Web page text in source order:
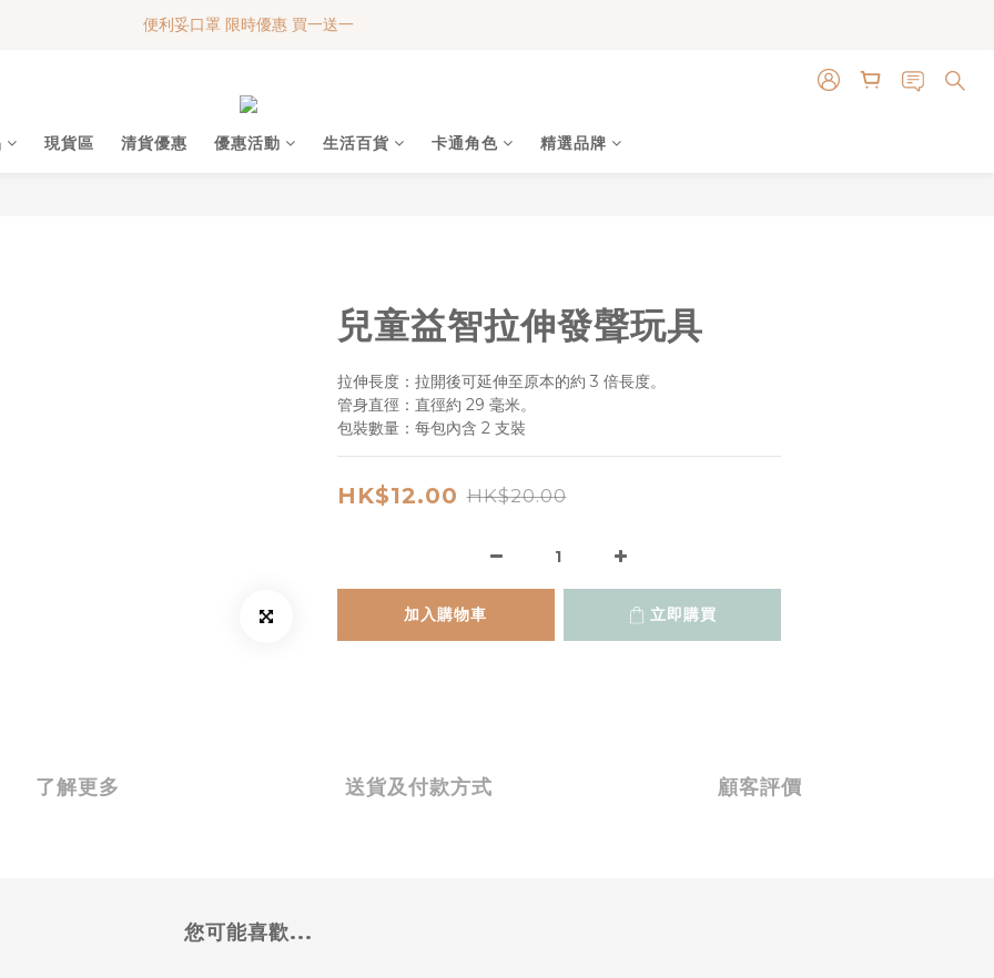
便利妥口罩 限時優惠 買一送一
便利妥口罩 限時優惠 買一送一
現貨區 清貨優惠 優惠活動 生活百貨 卡通角色 精選品牌
兒童益智拉伸發聲玩具
拉伸長度：拉開後可延伸至原本的約 3 倍長度。
管身直徑：直徑約 29 毫米。
包裝數量：每包內含 2 支裝
HK$12.00 HK$20.00
加入購物車 立即購買
了解更多 送貨及付款方式 顧客評價
您可能喜歡...